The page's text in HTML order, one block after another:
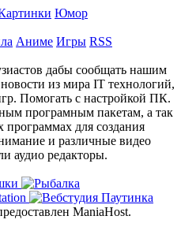
Юмор
Аниме Игры RSS
дабы сообщать нашим
из мира IT технологий,
Помогать с настройкой ПК.
програмным пакетам, а так
программах для создания
и различные видео
аудио редакторы.
ManiaHost.